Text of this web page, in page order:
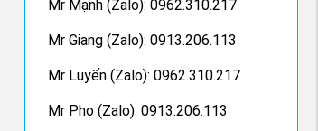
Mr Mạnh (Zalo): 0962.310.217
Mr Giang (Zalo): 0913.206.113
Mr Luyến (Zalo): 0962.310.217
Mr Pho (Zalo): 0913.206.113